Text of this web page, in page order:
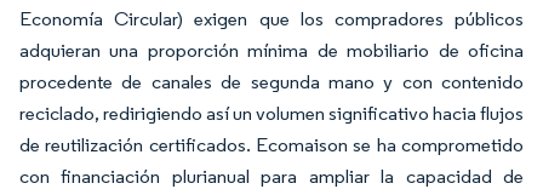
Economía Circular) exigen que los compradores públicos
adquieran una proporción mínima de mobiliario de oficina
procedente de canales de segunda mano y con contenido
reciclado, redirigiendo así un volumen significativo hacia flujos
de reutilización certificados. Ecomaison se ha comprometido
con financiación plurianual para ampliar la capacidad de